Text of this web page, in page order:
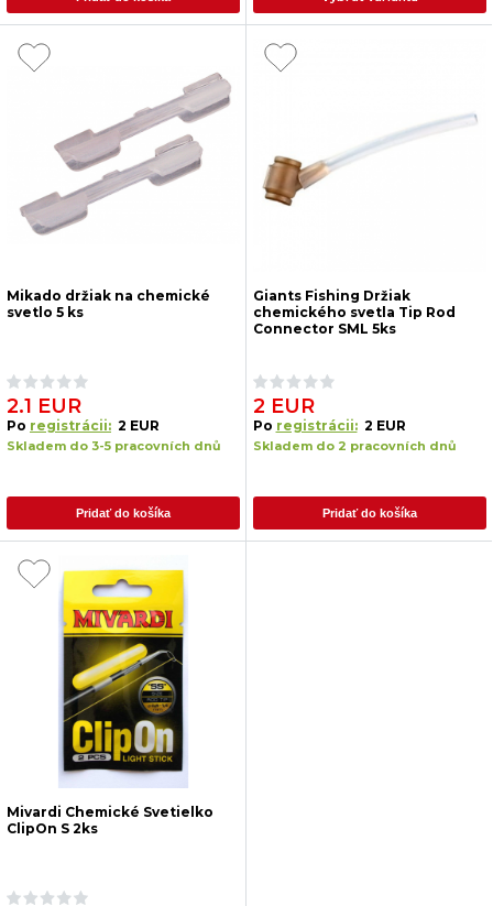
Mikado držiak na chemické
svetlo 5 ks
2.1 EUR
Po registrácii: 2 EUR
Skladem do 3-5 pracovních dnů
Pridať do košíka
Giants Fishing Držiak
chemického svetla Tip Rod
Connector SML 5ks
2 EUR
Po registrácii: 2 EUR
Skladem do 2 pracovních dnů
Pridať do košíka
Mivardi Chemické Svetielko
ClipOn S 2ks